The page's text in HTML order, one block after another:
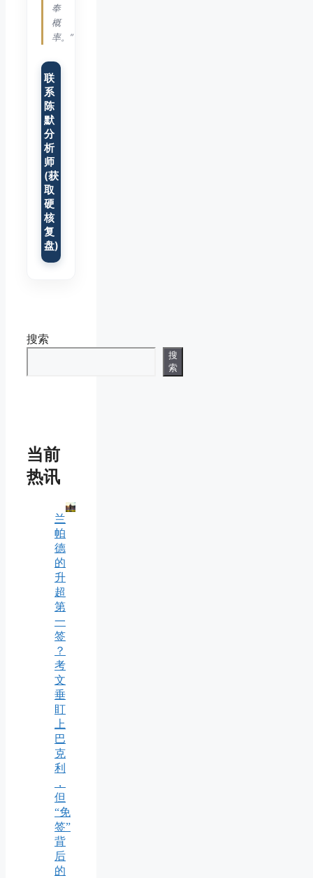
奉
概
率。”
联
系
陈
默
分
析
师
(获
取
硬
核
复
盘)
搜索
搜
索
当前
热讯
兰
帕
德
的
升
超
第
一
签
？
考
文
垂
盯
上
巴
克
利
，
但
“免
签”
背
后
的